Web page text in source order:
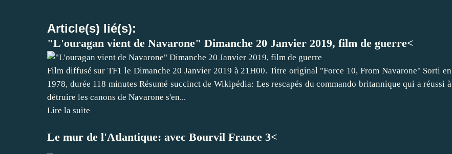
Article(s) lié(s):
"L'ouragan vient de Navarone" Dimanche 20 Janvier 2019, film de guerre<
Film diffusé sur TF1 le Dimanche 20 Janvier 2019 à 21H00. Titre original "Force 10, From Navarone" Sorti en
1978, durée 118 minutes Résumé succinct de Wikipédia: Les rescapés du commando britannique qui a réussi à
détruire les canons de Navarone s'en...
Lire la suite
Le mur de l'Atlantique: avec Bourvil France 3<